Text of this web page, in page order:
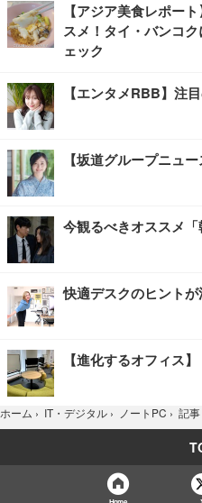
【アジア美食レポー
スメ！タイ・バンコ
ェック
【エンタメRBB】注
【坂道グループニュ
今観るべきオススメ「
快適デスクのヒント
【進化するオフィス】
ホーム › IT・デジタル › ノートPC › 記事